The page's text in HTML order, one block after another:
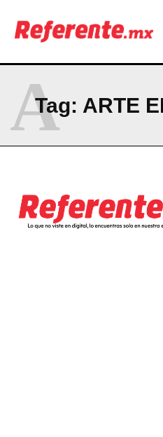
Company
ABOUT
CONTACT
PRIVACY POLICY
Tag: ARTE
A